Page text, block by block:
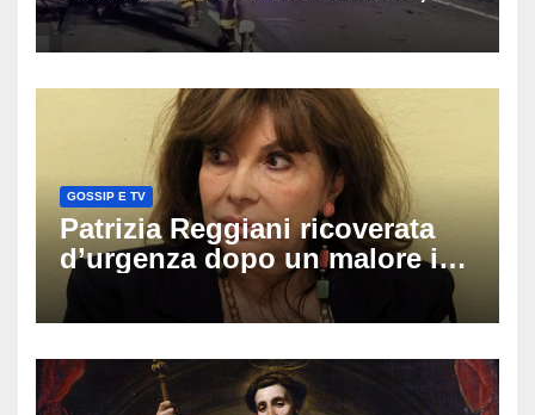
coinvolti un’auto, un suv e
una moto
GOSSIP E TV
Patrizia Reggiani ricoverata
d’urgenza dopo un malore in
vacanza: come sta oggi l’ex
Lady Gucci